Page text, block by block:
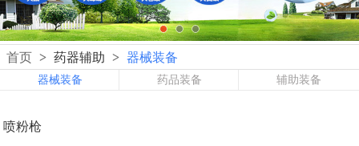
首页 > 药器辅助 > 器械装备
器械装备 药品装备 辅助装备
喷粉枪